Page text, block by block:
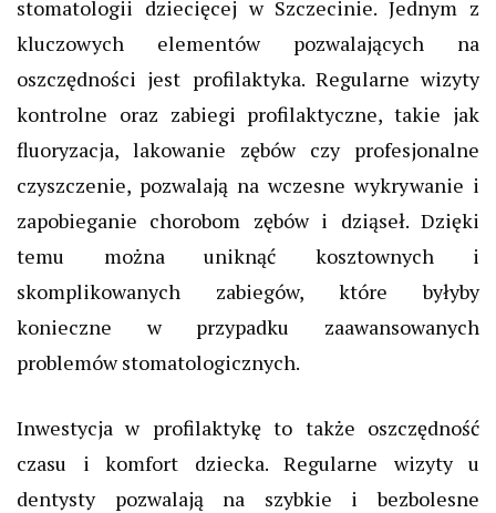
stomatologii dziecięcej w Szczecinie. Jednym z
kluczowych elementów pozwalających na
oszczędności jest profilaktyka. Regularne wizyty
kontrolne oraz zabiegi profilaktyczne, takie jak
fluoryzacja, lakowanie zębów czy profesjonalne
czyszczenie, pozwalają na wczesne wykrywanie i
zapobieganie chorobom zębów i dziąseł. Dzięki
temu można uniknąć kosztownych i
skomplikowanych zabiegów, które byłyby
konieczne w przypadku zaawansowanych
problemów stomatologicznych.
Inwestycja w profilaktykę to także oszczędność
czasu i komfort dziecka. Regularne wizyty u
dentysty pozwalają na szybkie i bezbolesne